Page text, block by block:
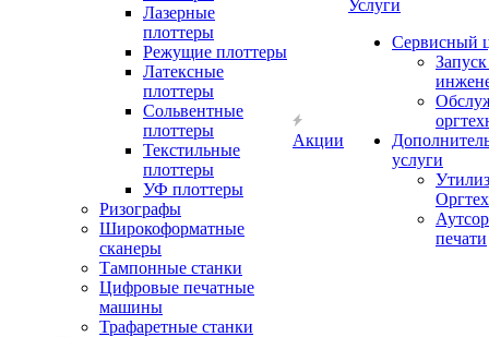
Лазерные
плоттеры
Режущие плоттеры
Латексные
плоттеры
Сольвентные
плоттеры
Текстильные
плоттеры
УФ плоттеры
Ризографы
Широкоформатные
сканеры
Тампонные станки
Цифровые печатные
машины
Трафаретные станки
Акции
Услуги
Сервисный
услуги
печати